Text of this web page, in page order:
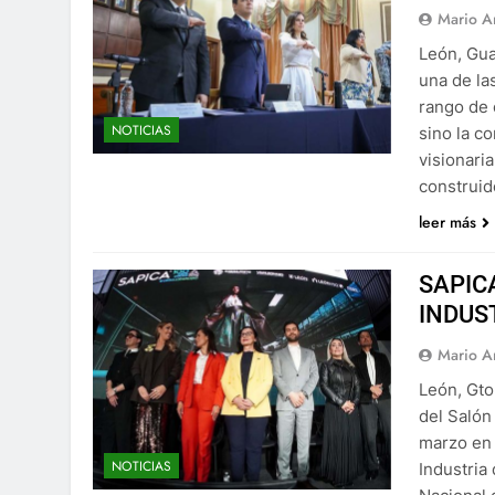
NOTICIAS
Mario
León,
una de
rango
sino la
leer más
NOTICIAS
Mario
León,
del
marzo
Industria